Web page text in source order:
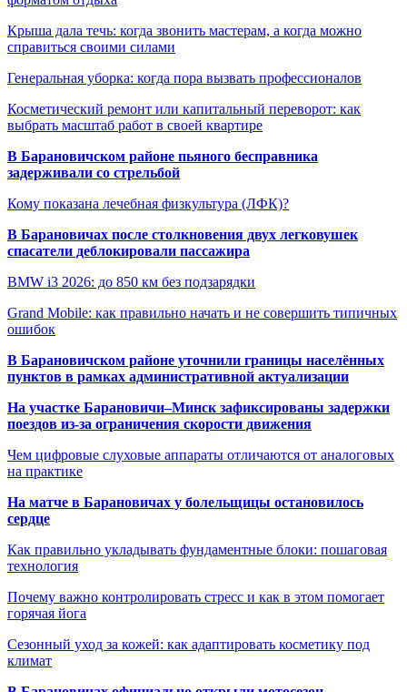
Крыша дала течь: когда звонить мастерам, а когда можно
справиться своими силами
Генеральная уборка: когда пора вызвать профессионалов
Косметический ремонт или капитальный переворот: как
выбрать масштаб работ в своей квартире
В Барановичском районе пьяного бесправника
задерживали со стрельбой
Кому показана лечебная физкультура (ЛФК)?
В Барановичах после столкновения двух легковушек
спасатели деблокировали пассажира
BMW i3 2026: до 850 км без подзарядки
Grand Mobile: как правильно начать и не совершить типичных
ошибок
В Барановичском районе уточнили границы населённых
пунктов в рамках административной актуализации
На участке Барановичи–Минск зафиксированы задержки
поездов из-за ограничения скорости движения
Чем цифровые слуховые аппараты отличаются от аналоговых
на практике
На матче в Барановичах у болельщицы остановилось
сердце
Как правильно укладывать фундаментные блоки: пошаговая
технология
Почему важно контролировать стресс и как в этом помогает
горячая йога
Сезонный уход за кожей: как адаптировать косметику под
климат